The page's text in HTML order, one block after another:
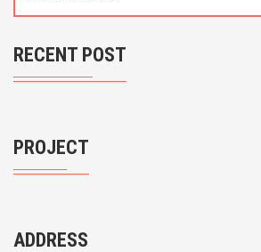
RECENT POST
PROJECT
ADDRESS